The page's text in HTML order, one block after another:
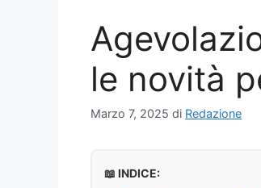
le novità
Marzo 7, 2025 di Redazione
📖 INDICE: